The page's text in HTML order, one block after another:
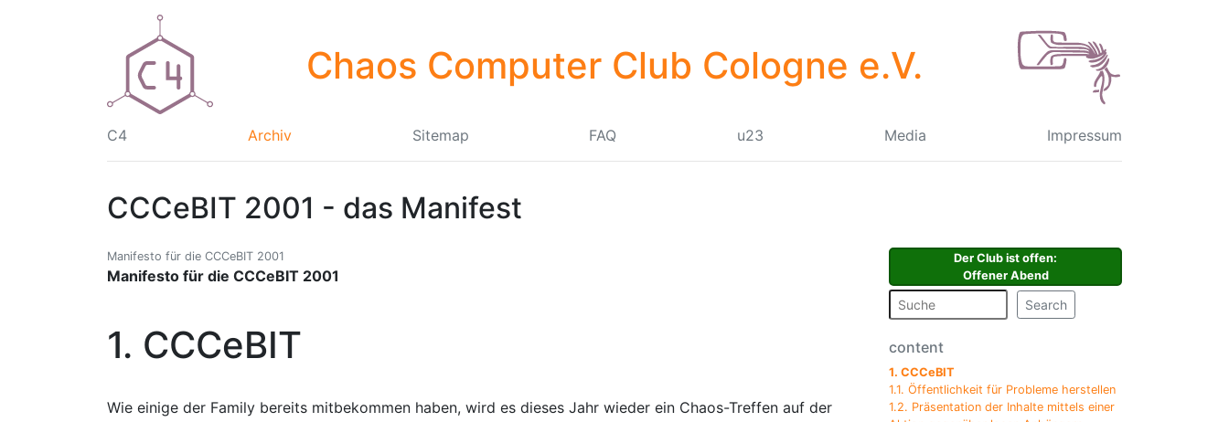
Chaos Computer Club Cologne e.V.
C4 Archiv Sitemap FAQ u23 Media Impressum
CCCeBIT 2001 - das Manifest
Manifesto für die CCCeBIT 2001
Manifesto für die CCCeBIT 2001
1. CCCeBIT
Wie einige der Family bereits mitbekommen haben, wird es dieses Jahr wieder ein Chaos-Treffen auf der
Der Club ist offen:
Offener Abend
Search
content
1. CCCeBIT
1.1. Öffentlichkeit für Probleme herstellen
1.2. Präsentation der Inhalte mittels einer